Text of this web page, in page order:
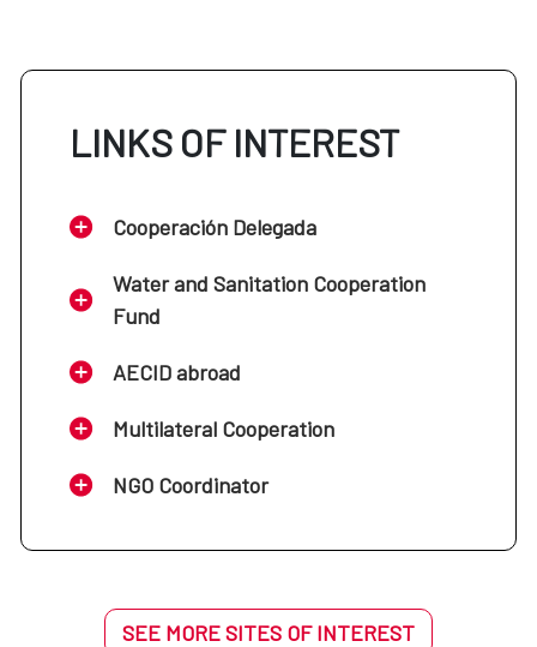
LINKS OF INTEREST
Cooperación Delegada
Water and Sanitation Cooperation
Fund
AECID abroad
Multilateral Cooperation
NGO Coordinator
SEE MORE SITES OF INTEREST